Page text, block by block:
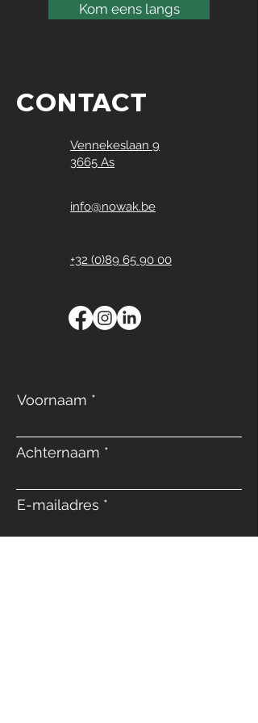
Kom eens langs
CONTACT
Vennekeslaan 9
3665 As
info@nowak.be
+32 (0)89 65 90 00
Voornaam
Achternaam
E-mailadres